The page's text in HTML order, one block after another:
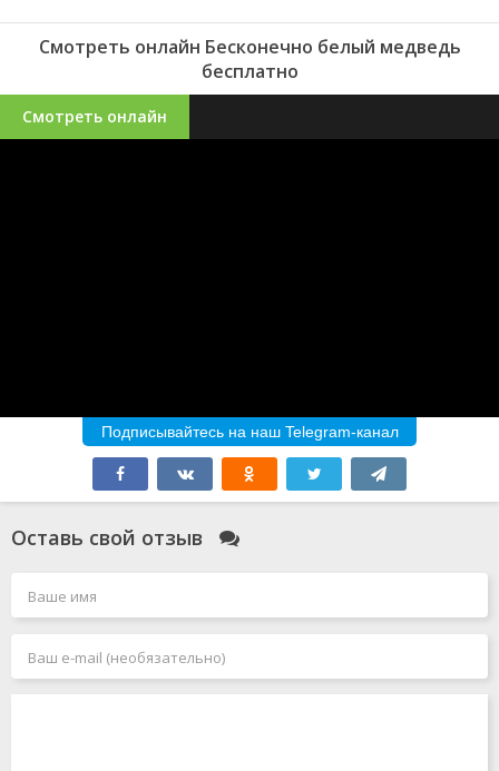
Смотреть онлайн Бесконечно белый медведь
бесплатно
Смотреть онлайн
Подписывайтесь на наш Telegram-канал
Оставь свой отзыв